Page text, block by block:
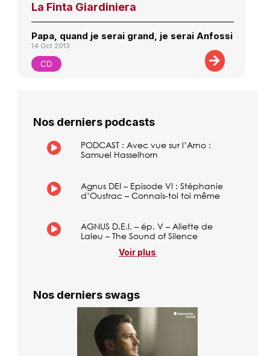
La Finta Giardiniera
Papa, quand je serai grand, je serai Anfossi
14 Oct 2013
CD
Nos derniers podcasts
PODCAST : Avec vue sur l’Arno :
Samuel Hasselhorn
Agnus DEI – Episode VI : Stéphanie
d’Oustrac – Connais-toi toi même
AGNUS D.E.I. – ép. V – Aliette de
Laleu – The Sound of Silence
Voir plus
Nos derniers swags